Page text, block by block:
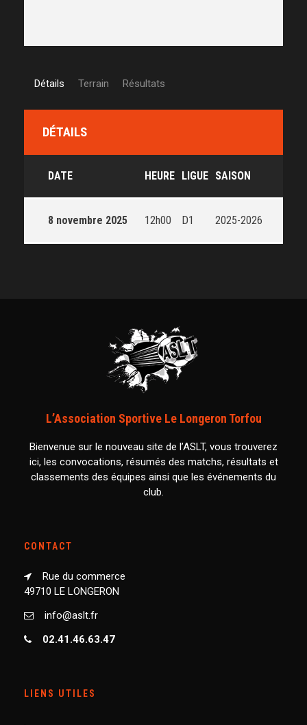
Détails Terrain Résultats
DÉTAILS
DATE HEURE LIGUE SAISON
8 novembre 2025 12h00 D1 2025-2026
L’Association Sportive Le Longeron Torfou
Bienvenue sur le nouveau site de l’ASLT, vous trouverez
ici, les convocations, résumés des matchs, résultats et
classements des équipes ainsi que les événements du
club.
CONTACT
Rue du commerce
49710 LE LONGERON
info@aslt.fr
02.41.46.63.47
LIENS UTILES